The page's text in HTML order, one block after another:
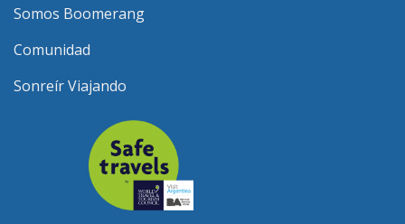
Somos Boomerang
Comunidad
Sonreír Viajando